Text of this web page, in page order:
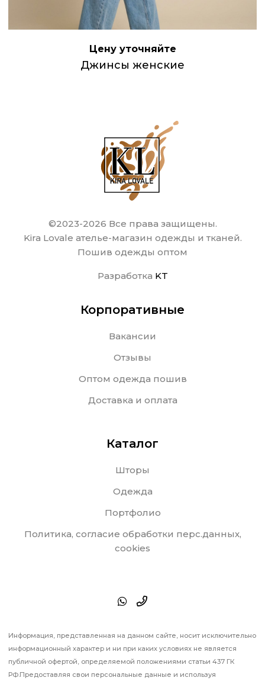
Цену уточняйте
Джинсы женские
©2023-2026 Все права защищены.
Kira Lovale ателье-магазин одежды и тканей.
Пошив одежды оптом
Разработка KT
Корпоративные
Вакансии
Отзывы
Оптом одежда пошив
Доставка и оплата
Каталог
Шторы
Одежда
Портфолио
Политика, согласие обработки перс.данных,
cookies
Информация, представленная на данном сайте, носит исключительно
информационный характер и ни при каких условиях не является
публичной офертой, определяемой положениями статьи 437 ГК
РФ.Предоставляя свои персональные данные и используя